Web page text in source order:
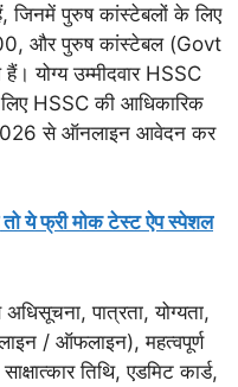
जिनमें पुरुष कांस्टेबलों के लिए
और पुरुष कांस्टेबल (Govt
योग्य उम्मीदवार HSSC
HSSC की आधिकारिक
से ऑनलाइन आवेदन कर
है तो ये फ्री मोक टेस्ट ऐप स्पेशल
पात्रता, योग्यता,
/ ऑफलाइन), महत्वपूर्ण
तिथि, एडमिट कार्ड,